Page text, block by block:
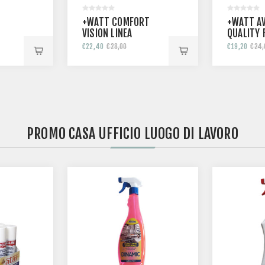
+WATT DIMA THERM
LINEA ADVANCE
€49,60 €62,00
+WATT
€12,80
PROMO CASA UFFICIO LUOGO DI LAVORO